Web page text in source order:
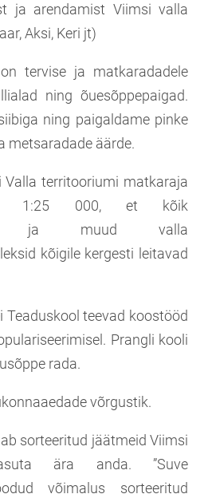
ja arendamist Viimsi valla
Aksi, Keri jt)
tervise ja matkaradadele
ning õuesõppepaigad.
ning paigaldame pinke
metsaradade äärde.
Valla territooriumi matkaraja
1:25 000, et kõik
ja muud valla
kõigile kergesti leitavad
Teaduskool teevad koostööd
Prangli kooli
rada.
võrgustik.
sorteeritud jäätmeid Viimsi
ära anda. ”Suve
võimalus sorteeritud